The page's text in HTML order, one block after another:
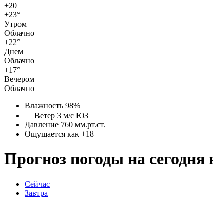
+20
+23°
Утром
Облачно
+22°
Днем
Облачно
+17°
Вечером
Облачно
Влажность 98%
Ветер 3 м/с ЮЗ
Давление 760 мм.рт.ст.
Ощущается как +18
Прогноз погоды на сегодня
Сейчас
Завтра